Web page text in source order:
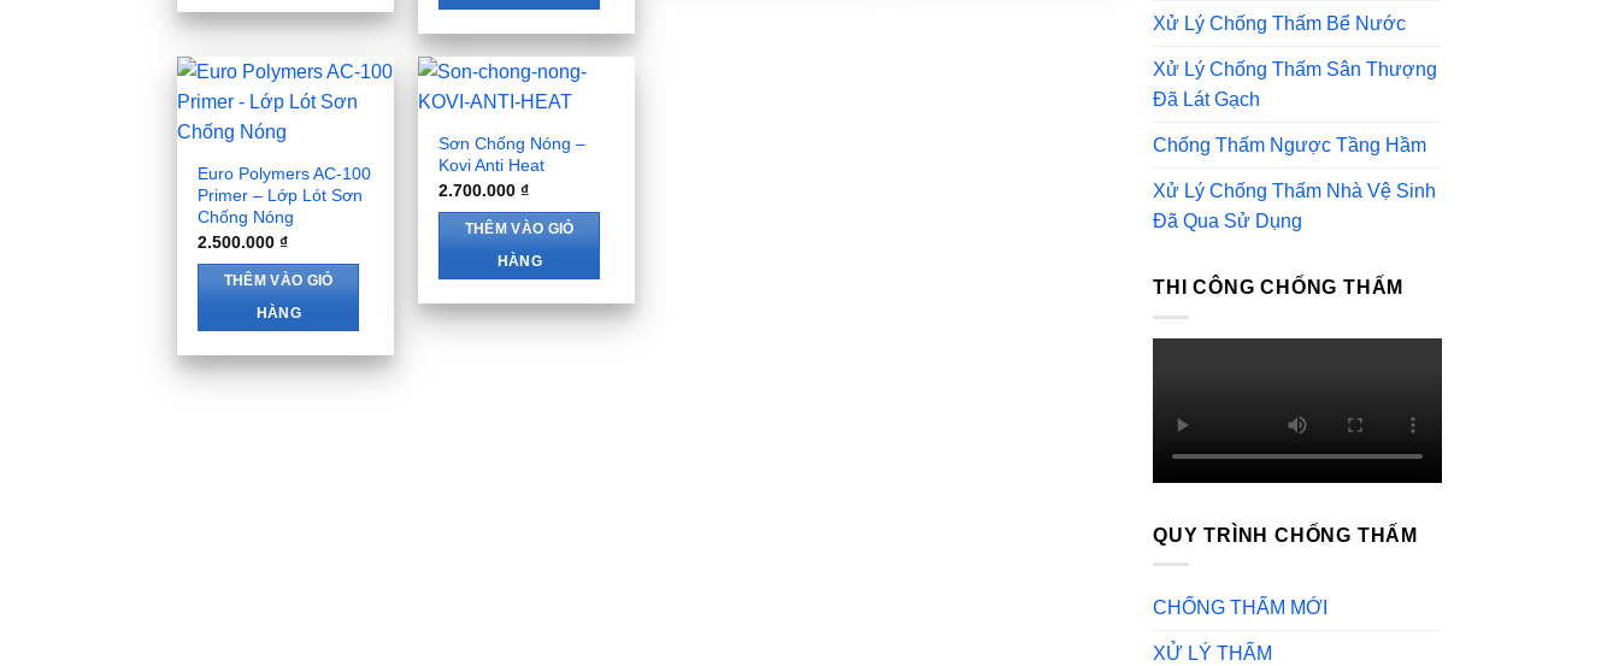
Euro Polymers AC-100
Primer – Lớp Lót Sơn
Chống Nóng
2.500.000₫
THÊM VÀO GIỎ
HÀNG
Sơn Chống Nóng –
Kovi Anti Heat
2.700.000₫
THÊM VÀO GIỎ
HÀNG
Xử Lý Chống Thấm Bể Nước
Xử Lý Chống Thấm Sân Thượng
Đã Lát Gạch
Chống Thấm Ngược Tầng Hầm
Xử Lý Chống Thấm Nhà Vệ Sinh
Đã Qua Sử Dụng
THI CÔNG CHỐNG THẤM
QUY TRÌNH CHỐNG THẤM
CHỐNG THẤM MỚI
XỬ LÝ THẤM